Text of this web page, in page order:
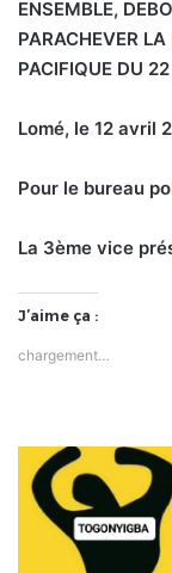
ENSEMBLE,
PARACHEVER
PACIFIQUE DU
Lomé, le 12 avril
Pour le bureau
La 3ème vice
J’aime ça :
chargement…